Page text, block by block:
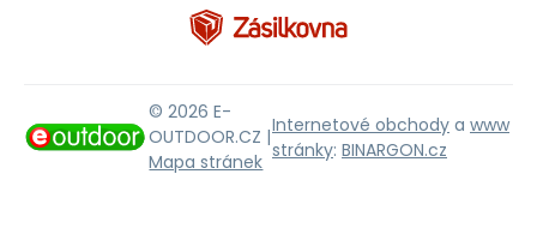
© 2026 E-
OUTDOOR.CZ |
Mapa stránek
Internetové obchody a www
stránky: BINARGON.cz